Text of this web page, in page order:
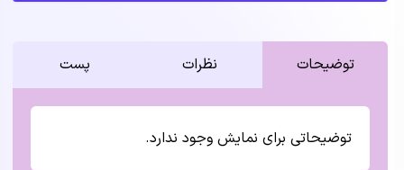
توضیحات نظرات پست
توضیحاتی برای نمایش وجود ندارد.